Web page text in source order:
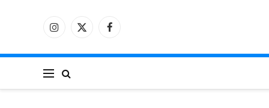
فيسبوكX
الانستغرام